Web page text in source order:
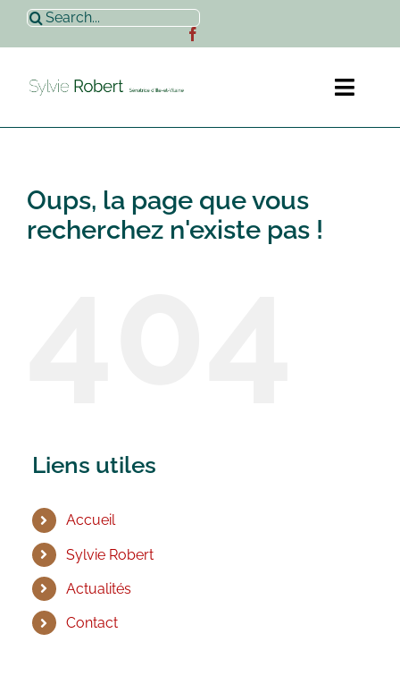
Passer
contenu
Rechercher:
Sylvie Robert
Oups, la page que vous
recherchez n'existe pas !
Liens utiles
Accueil
Sylvie Robert
Actualités
Contact